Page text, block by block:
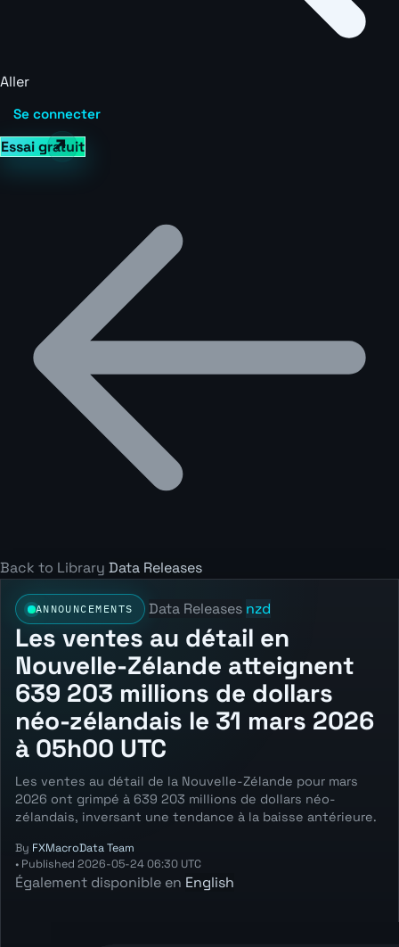
Aller
Se connecter
Essai gratuit
Back to Library Data Releases
ANNOUNCEMENTS Data Releases nzd
Les ventes au détail en
Nouvelle-Zélande atteignent
639 203 millions de dollars
néo-zélandais le 31 mars 2026
à 05h00 UTC
Les ventes au détail de la Nouvelle-Zélande pour mars
2026 ont grimpé à 639 203 millions de dollars néo-
zélandais, inversant une tendance à la baisse antérieure.
By FXMacroData Team
• Published 2026-05-24 06:30 UTC
Également disponible en English